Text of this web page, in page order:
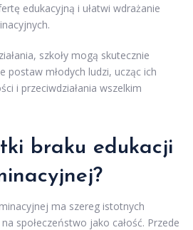
edukacyjną i ułatwi wdrażanie
szkoły mogą skutecznie
postaw młodych ludzi, ucząc ich
i przeciwdziałania wszelkim
braku edukacji
ma szereg istotnych
społeczeństwo jako całość. Przede